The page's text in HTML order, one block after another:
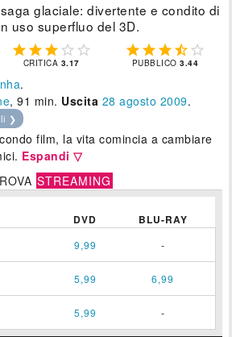
glaciale: divertente e condito di
uso superfluo del 3D.
    
CRITICA 3.17
    
PUBBLICO3.44
.
, 91 min. Uscita 28 agosto 2009.
❯
film, la vita comincia a cambiare
Espandi ▽
STREAMING
DVD BLU-RAY
9,99 -
5,99 6,99
5,99 -